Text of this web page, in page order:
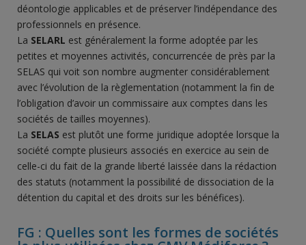
déontologie applicables et de préserver l’indépendance des
professionnels en présence.
La SELARL est généralement la forme adoptée par les
petites et moyennes activités, concurrencée de près par la
SELAS qui voit son nombre augmenter considérablement
avec l’évolution de la règlementation (notamment la fin de
l’obligation d’avoir un commissaire aux comptes dans les
sociétés de tailles moyennes).
La SELAS est plutôt une forme juridique adoptée lorsque la
société compte plusieurs associés en exercice au sein de
celle-ci du fait de la grande liberté laissée dans la rédaction
des statuts (notamment la possibilité de dissociation de la
détention du capital et des droits sur les bénéfices).
FG : Quelles sont les formes de sociétés